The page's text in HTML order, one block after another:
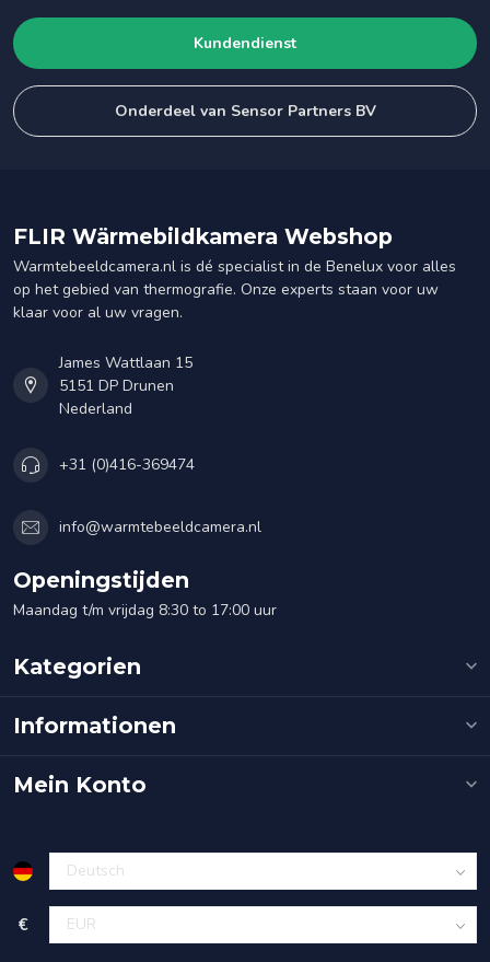
Kundendienst
Onderdeel van Sensor Partners BV
FLIR Wärmebildkamera Webshop
Warmtebeeldcamera.nl is dé specialist in de Benelux voor alles
op het gebied van thermografie. Onze experts staan voor uw
klaar voor al uw vragen.
James Wattlaan 15
5151 DP Drunen
Nederland
+31 (0)416-369474
info@warmtebeeldcamera.nl
Openingstijden
Maandag t/m vrijdag 8:30 to 17:00 uur
Kategorien
Informationen
Mein Konto
€